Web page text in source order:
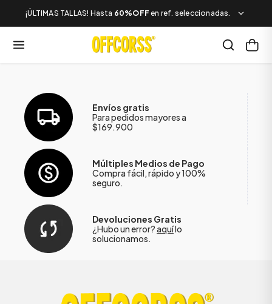
¡ÚLTIMAS TALLAS! Hasta 60%OFF en ref. seleccionadas.
Envíos gratis
Para pedidos mayores a
$169.900
Múltiples Medios de Pago
Compra fácil, rápido y 100%
seguro.
Devoluciones Gratis
¿Hubo un error?aquílo
solucionamos.